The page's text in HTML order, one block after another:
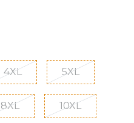
4XL 5XL
8XL 10XL